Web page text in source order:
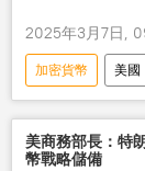
2025年3月7日,
加密貨幣 美國
儲備
美商務部長：特
幣戰略儲備